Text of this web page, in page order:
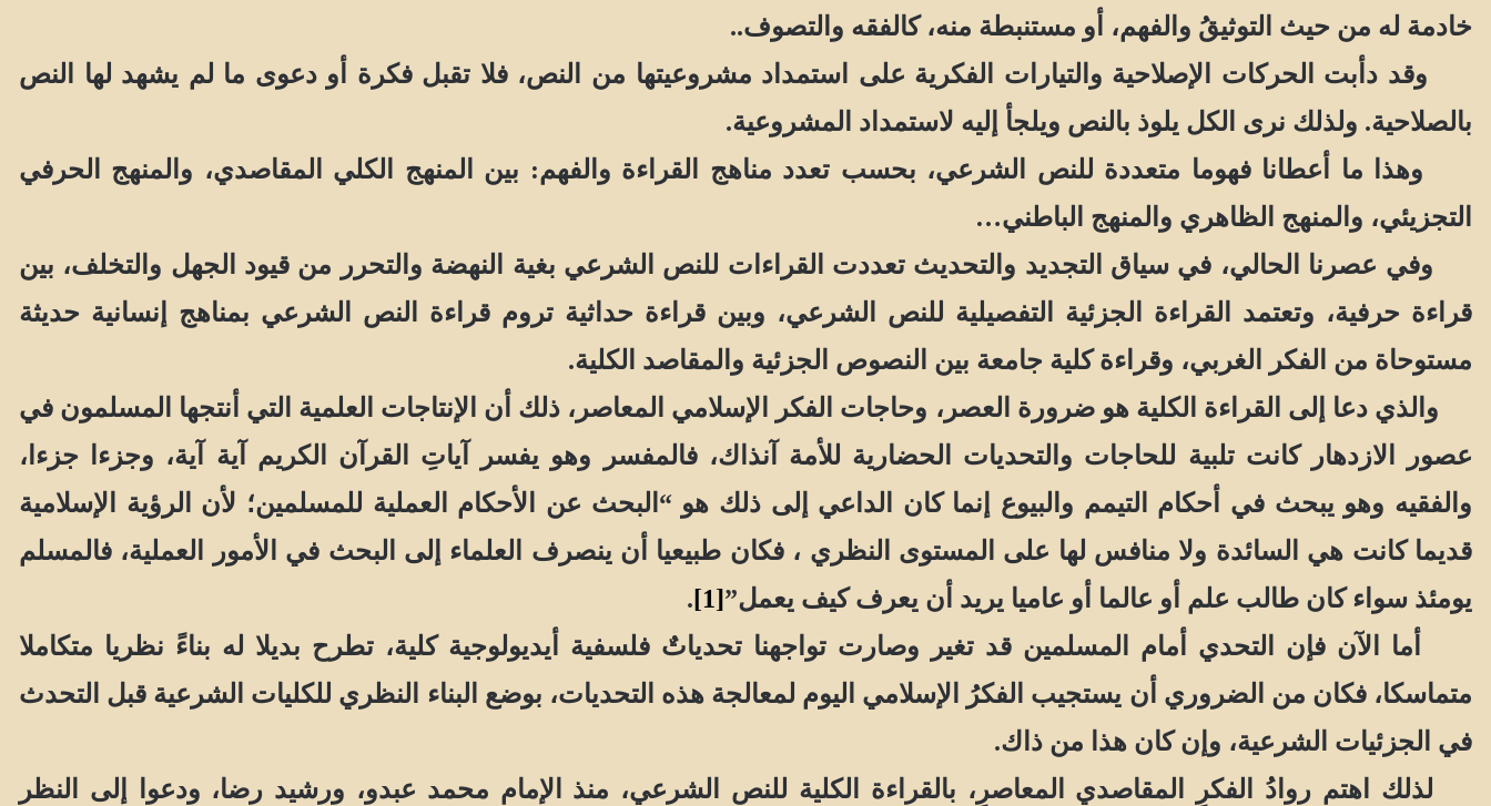
خادمة له من حيث التوثيقُ والفهم، أو مستنبطة منه، كالفقه والتصوف..
وقد دأبت الحركات الإصلاحية والتيارات الفكرية على استمداد مشروعيتها من النص، فلا تقبل فكرة أو دعوى ما لم يشهد لها النص
بالصلاحية. ولذلك نرى الكل يلوذ بالنص ويلجأ إليه لاستمداد المشروعية.
وهذا ما أعطانا فهوما متعددة للنص الشرعي، بحسب تعدد مناهج القراءة والفهم: بين المنهج الكلي المقاصدي، والمنهج الحرفي
التجزيئي، والمنهج الظاهري والمنهج الباطني…
وفي عصرنا الحالي، في سياق التجديد والتحديث تعددت القراءات للنص الشرعي بغية النهضة والتحرر من قيود الجهل والتخلف، بين
قراءة حرفية، وتعتمد القراءة الجزئية التفصيلية للنص الشرعي، وبين قراءة حداثية تروم قراءة النص الشرعي بمناهج إنسانية حديثة
مستوحاة من الفكر الغربي، وقراءة كلية جامعة بين النصوص الجزئية والمقاصد الكلية.
والذي دعا إلى القراءة الكلية هو ضرورة العصر، وحاجات الفكر الإسلامي المعاصر، ذلك أن الإنتاجات العلمية التي أنتجها المسلمون في
عصور الازدهار كانت تلبية للحاجات والتحديات الحضارية للأمة آنذاك، فالمفسر وهو يفسر آياتِ القرآن الكريم آية آية، وجزءا جزءا،
والفقيه وهو يبحث في أحكام التيمم والبيوع إنما كان الداعي إلى ذلك هو “البحث عن الأحكام العملية للمسلمين؛ لأن الرؤية الإسلامية
قديما كانت هي السائدة ولا منافس لها على المستوى النظري ، فكان طبيعيا أن ينصرف العلماء إلى البحث في الأمور العملية، فالمسلم
يومئذ سواء كان طالب علم أو عالما أو عاميا يريد أن يعرف كيف يعمل”[1]
.
أما الآن فإن التحدي أمام المسلمين قد تغير وصارت تواجهنا تحدياتٌ فلسفية أيديولوجية كلية، تطرح بديلا له بناءً نظريا متكاملا
متماسكا، فكان من الضروري أن يستجيب الفكرُ الإسلامي اليوم لمعالجة هذه التحديات، بوضع البناء النظري للكليات الشرعية قبل التحدث
في الجزئيات الشرعية، وإن كان هذا من ذاك.
لذلك اهتم روادُ الفكرِ المقاصدي المعاصرِ، بالقراءة الكلية للنص الشرعي، منذ الإمام محمد عبدو، ورشيد رضا، ودعوا إلى النظر